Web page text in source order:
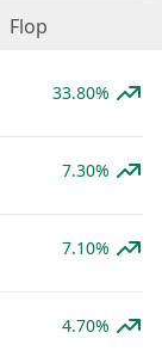
Flop
33.80%
7.30%
7.10%
4.70%